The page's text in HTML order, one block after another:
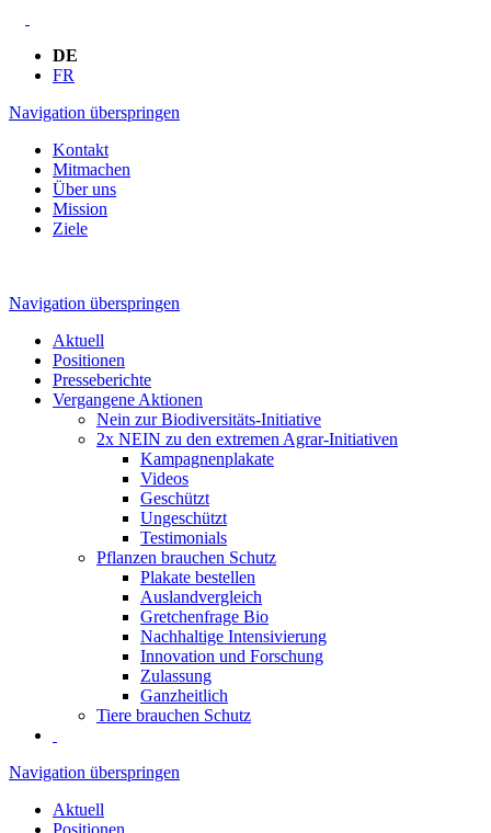
DE
FR
Navigation überspringen
Kontakt
Mitmachen
Über uns
Mission
Ziele
Navigation überspringen
Aktuell
Positionen
Presseberichte
Vergangene Aktionen
Nein zur Biodiversitäts-Initiative
2x NEIN zu den extremen Agrar-Initiativen
Kampagnenplakate
Videos
Geschützt
Ungeschützt
Testimonials
Pflanzen brauchen Schutz
Plakate bestellen
Auslandvergleich
Gretchenfrage Bio
Nachhaltige Intensivierung
Innovation und Forschung
Zulassung
Ganzheitlich
Tiere brauchen Schutz
Navigation überspringen
Aktuell
Positionen